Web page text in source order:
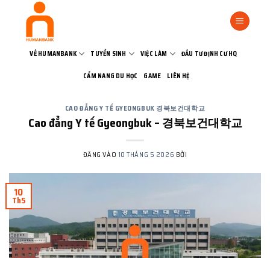
VỀ HUMANBANK TUYỂN SINH VIỆC LÀM ĐẦU TƯ ĐỊNH CƯ HQ
CẨM NANG DU HỌC GAME LIÊN HỆ
CAO ĐẲNG Y TẾ GYEONGBUK 경북보건대학교
Cao đẳng Y tế Gyeongbuk – 경북보건대학교
ĐĂNG VÀO 10 THÁNG 5 2026 BỞI
10
Th5